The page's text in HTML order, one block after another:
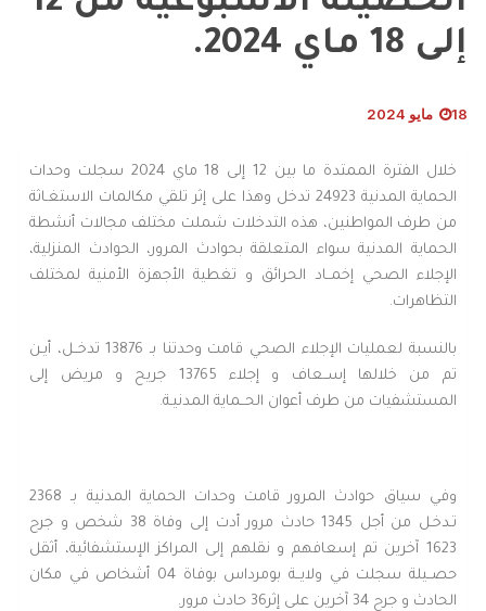
إلى 18 ماي 2024.
18 مايو 2024
خلال الفترة الممتدة ما بين 12 إلى 18 ماي 2024 سجلت وحدات
الحماية المدنية 24923 تدخل وهذا على إثر تلقي مكالمات الاستغـاثة
من طرف المواطنين، هذه التدخلات شملت مختلف مجالات أنشطة
الحماية المدنية سواء المتعلقة بحوادث المرور، الحوادث المنزلية،
الإجلاء الصحي إخمــاد الحرائق و تغطية الأجهزة الأمنية لمختلف
التظاهرات.
بالنسبة لعمليات الإجلاء الصحي قامت وحدتنا بـ 13876 تدخــل، أيـن
تم من خلالها إســعاف و إجلاء 13765 جريح و مريض إلى
المستشفيات من طرف أعوان الحــماية المدنيـة.
وفي سياق حوادث المرور قامت وحدات الحماية المدنية بـ 2368
تـدخـل من أجل 1345 حادث مرور أدت إلى وفاة 38 شخص و جرح
1623 آخرين تم إسعافهم و نقلهم إلى المراكز الإستشفائية، أثقل
حصــيلة سجلت في ولايــة بومرداس بوفاة 04 أشخاص في مكان
الحادث و جرح 34 آخرين على إثر36 حادث مرور.